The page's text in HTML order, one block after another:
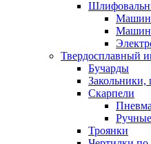
Твердосплавный
Бучарды
Скарпели
Троянки